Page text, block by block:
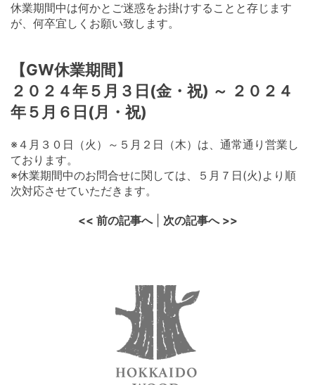
休業期間中は何かとご迷惑をお掛けすることと存じます
が、何卒宜しくお願い致します。
【GW休業期間】
２０２４年５月３日(金・祝) ～ ２０２４
年５月６日(月・祝)
※４月３０日（火）～５月２日（木）は、通常通り営業し
ております。
※休業期間中のお問合せに関しては、５月７日(火)より順
次対応させていただきます。
<< 前の記事へ| 次の記事へ >>